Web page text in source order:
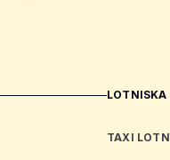
LOTNISKA
TAXI